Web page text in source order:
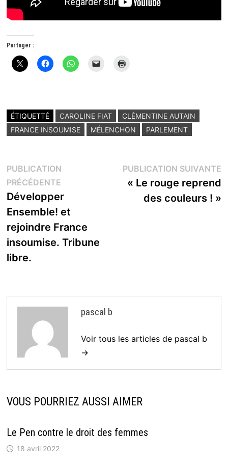
Partager :
ÉTIQUETTÉ CAROLINE FIAT
CLÉMENTINE AUTAIN
FRANCE INSOUMISE
MÉLENCHON PARLEMENT
Navigation
de
l’article
PUBLICATION
PRÉCÉDENTEPublication
précédente :
Développer
Ensemble! et
rejoindre France
insoumise. Tribune
libre.
PUBLICATION SUIVANTE
« Le rouge reprend
des couleurs ! »
pascal b
Voir tous les articles de pascal b
→
VOUS POURRIEZ AUSSI AIMER
Le Pen contre le droit des femmes
18 avril 2022